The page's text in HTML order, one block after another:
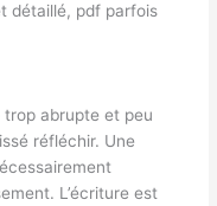
détaillé, pdf parfois
trop abrupte et peu
réfléchir. Une
L’écriture est